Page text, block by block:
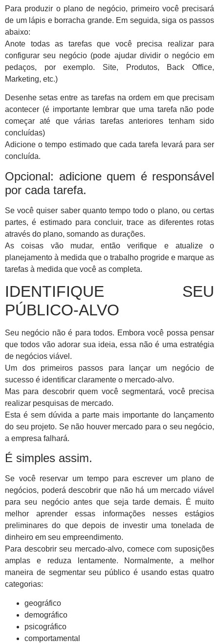
Para produzir o plano de negócio, primeiro você precisará
de um lápis e borracha grande. Em seguida, siga os passos
abaixo:
Anote todas as tarefas que você precisa realizar para
configurar seu negócio (pode ajudar dividir o negócio em
pedaços, por exemplo. Site, Produtos, Back Office,
Marketing, etc.)
Desenhe setas entre as tarefas na ordem em que precisam
acontecer (é importante lembrar que uma tarefa não pode
começar até que várias tarefas anteriores tenham sido
concluídas)
Adicione o tempo estimado que cada tarefa levará para ser
concluída.
Opcional: adicione quem é responsável
por cada tarefa.
Se você quiser saber quanto tempo todo o plano, ou certas
partes, é estimado para concluir, trace as diferentes rotas
através do plano, somando as durações.
As coisas vão mudar, então verifique e atualize o
planejamento à medida que o trabalho progride e marque as
tarefas à medida que você as completa.
IDENTIFIQUE SEU
PÚBLICO-ALVO
Seu negócio não é para todos. Embora você possa pensar
que todos vão adorar sua ideia, essa não é uma estratégia
de negócios viável.
Um dos primeiros passos para lançar um negócio de
sucesso é identificar claramente o mercado-alvo.
Mas para descobrir quem você segmentará, você precisa
realizar pesquisas de mercado.
Esta é sem dúvida a parte mais importante do lançamento
do seu projeto. Se não houver mercado para o seu negócio,
a empresa falhará.
É simples assim.
Se você reservar um tempo para escrever um plano de
negócios, poderá descobrir que não há um mercado viável
para seu negócio antes que seja tarde demais. É muito
melhor aprender essas informações nesses estágios
preliminares do que depois de investir uma tonelada de
dinheiro em seu empreendimento.
Para descobrir seu mercado-alvo, comece com suposições
amplas e reduza lentamente. Normalmente, a melhor
maneira de segmentar seu público é usando estas quatro
categorias:
geográfico
demográfico
psicográfico
comportamental